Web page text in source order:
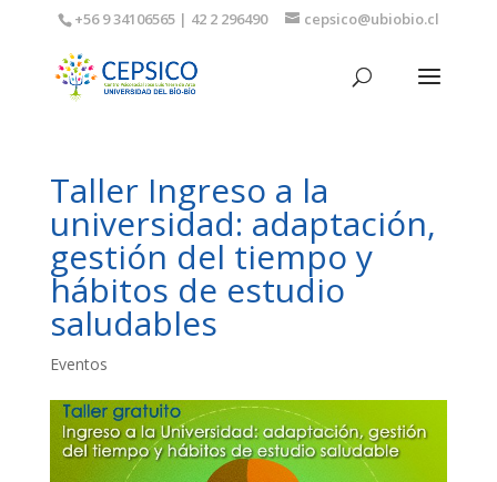
+56 9 34106565 | 42 2 296490 cepsico@ubiobio.cl
Taller Ingreso a la
universidad: adaptación,
gestión del tiempo y
hábitos de estudio
saludables
Eventos